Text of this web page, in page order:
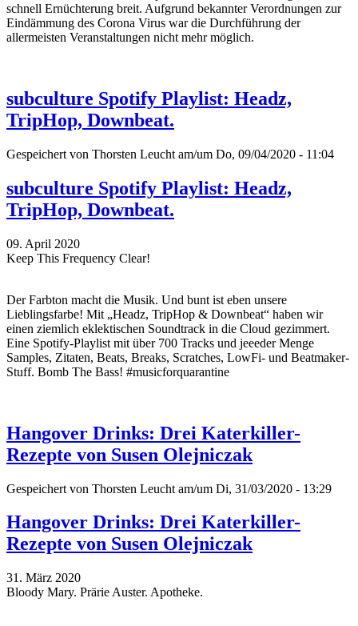
schnell Ernüchterung breit. Aufgrund bekannter Verordnungen zur
Eindämmung des Corona Virus war die Durchführung der
allermeisten Veranstaltungen nicht mehr möglich.
subculture Spotify Playlist: Headz,
TripHop, Downbeat.
Gespeichert von Thorsten Leucht am/um Do, 09/04/2020 - 11:04
subculture Spotify Playlist: Headz,
TripHop, Downbeat.
09. April 2020
Keep This Frequency Clear!
Der Farbton macht die Musik. Und bunt ist eben unsere
Lieblingsfarbe! Mit „Headz, TripHop & Downbeat“ haben wir
einen ziemlich eklektischen Soundtrack in die Cloud gezimmert.
Eine Spotify-Playlist mit über 700 Tracks und jeeeder Menge
Samples, Zitaten, Beats, Breaks, Scratches, LowFi- und Beatmaker-
Stuff. Bomb The Bass! #musicforquarantine
Hangover Drinks: Drei Katerkiller-
Rezepte von Susen Olejniczak
Gespeichert von Thorsten Leucht am/um Di, 31/03/2020 - 13:29
Hangover Drinks: Drei Katerkiller-
Rezepte von Susen Olejniczak
31. März 2020
Bloody Mary. Prärie Auster. Apotheke.